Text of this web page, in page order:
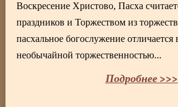
Воскресение Христово, Пасха
праздников и Торжеством из
пасхальное богослужение отличается
необычайной торжественностью...
Подробнее >>>